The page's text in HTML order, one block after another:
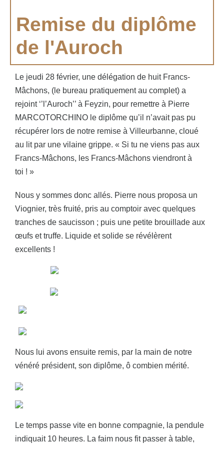
Remise du diplôme
de l'Auroch
Le jeudi 28 février, une délégation de huit Francs-
Mâchons, (le bureau pratiquement au complet) a
rejoint ‘’l’Auroch’’ à Feyzin, pour remettre à Pierre
MARCOTORCHINO le diplôme qu’il n’avait pas pu
récupérer lors de notre remise à Villeurbanne, cloué
au lit par une vilaine grippe. « Si tu ne viens pas aux
Francs-Mâchons, les Francs-Mâchons viendront à
toi ! »
Nous y sommes donc allés. Pierre nous proposa un
Viognier, très fruité, pris au comptoir avec quelques
tranches de saucisson ; puis une petite brouillade aux
œufs et truffe. Liquide et solide se révélèrent
excellents !
Nous lui avons ensuite remis, par la main de notre
vénéré président, son diplôme, ô combien mérité.
Le temps passe vite en bonne compagnie, la pendule
indiquait 10 heures. La faim nous fit passer à table,